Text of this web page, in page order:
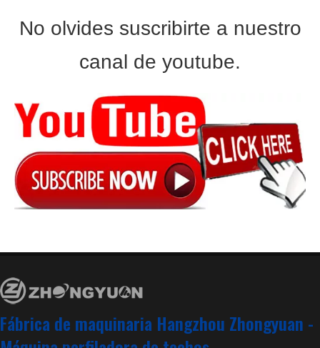
Máquina perfiladora de azulejos con apilador de 12M Máquina formadora de rollos de tejas corrugadas, máquina formadora de rollos de tejas metrocopo de chapa de techo de metal
No olvides suscribirte a nuestro
canal de youtube.
Fábrica de maquinaria Hangzhou Zhongyuan -